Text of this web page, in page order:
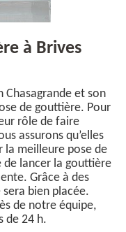
à Brives
Chasagrande et son
de gouttière. Pour
rôle de faire
assurons qu’elles
la meilleure pose de
de lancer la gouttière
Grâce à des
bien placée.
de notre équipe,
de 24 h.